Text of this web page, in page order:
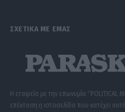
ΣΧΕΤΙΚΑ ΜΕ ΕΜΑΣ
Η εταιρεία με την επωνυμία “POLITICAL
επέκταση η ιστοσελίδα που κατέχει